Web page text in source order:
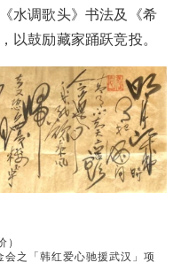
水调歌头》书法及《希
以鼓励藏家踊跃竞投。
会之「韩红爱心驰援武汉」项